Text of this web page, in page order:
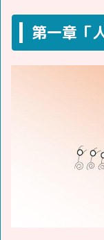
第一章「